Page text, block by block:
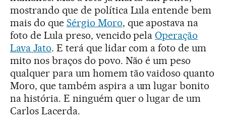
mostrando que de política Lula entende bem
mais do que Sérgio Moro, que apostava na
foto de Lula preso, vencido pela Operação
Lava Jato. E terá que lidar com a foto de um
mito nos braços do povo. Não é um peso
qualquer para um homem tão vaidoso quanto
Moro, que também aspira a um lugar bonito
na história. E ninguém quer o lugar de um
Carlos Lacerda.